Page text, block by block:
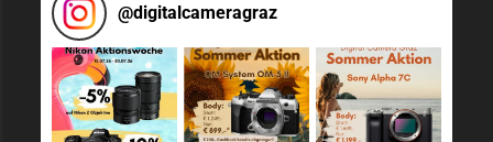
@digitalcameragraz